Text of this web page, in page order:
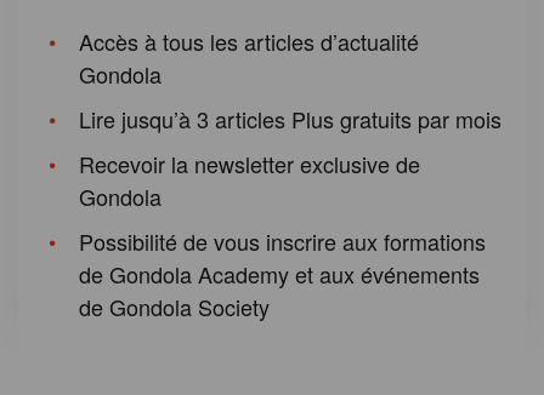
Accès à tous les articles d’actualité
Gondola
Lire jusqu’à 3 articles Plus gratuits par mois
Recevoir la newsletter exclusive de
Gondola
Possibilité de vous inscrire aux formations
de Gondola Academy et aux événements
de Gondola Society